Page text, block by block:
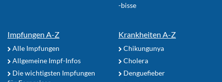
-bisse
Impfungen A-Z
Alle Impfungen
Allgemeine Impf-Infos
Die wichtigsten Impfungen
Krankheiten A-Z
Chikungunya
Cholera
Denguefieber